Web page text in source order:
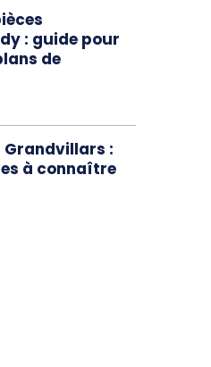
: guide pour
de
Grandvillars :
à connaître